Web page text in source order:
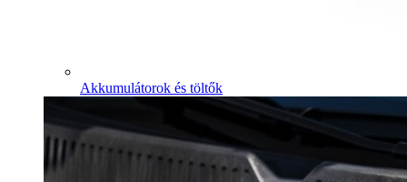
Akkumulátorok és töltők